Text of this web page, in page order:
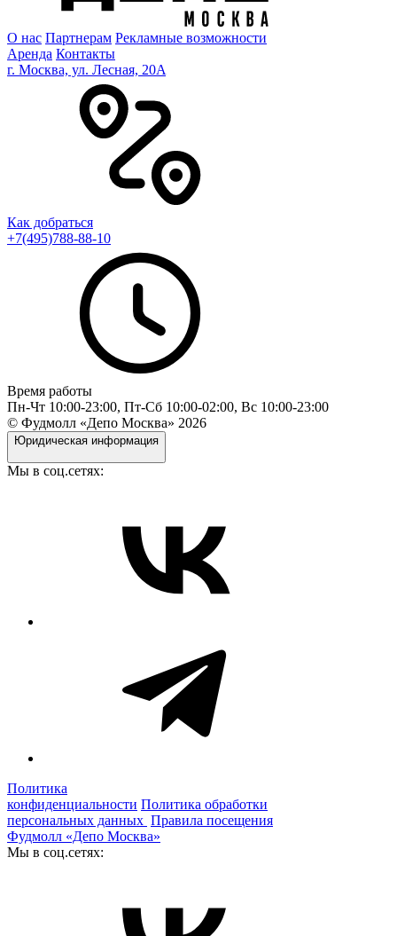
О нас Партнерам Рекламные возможности
Аренда Контакты
г. Москва, ул. Лесная, 20A
Как добраться
+7(495)788-88-10
Время работы
Пн-Чт 10:00-23:00, Пт-Сб 10:00-02:00, Вс 10:00-23:00
© Фудмолл «Депо Москва» 2026
Юридическая информация
Мы в соц.сетях:
Политика
конфиденциальности Политика обработки
персональных данных Правила посещения
Фудмолл «Депо Москва»
Мы в соц.сетях: